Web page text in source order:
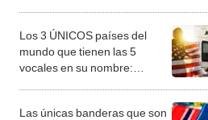
Los 3 ÚNICOS países del
mundo que tienen las 5
vocales en su nombre:
Las únicas banderas que son